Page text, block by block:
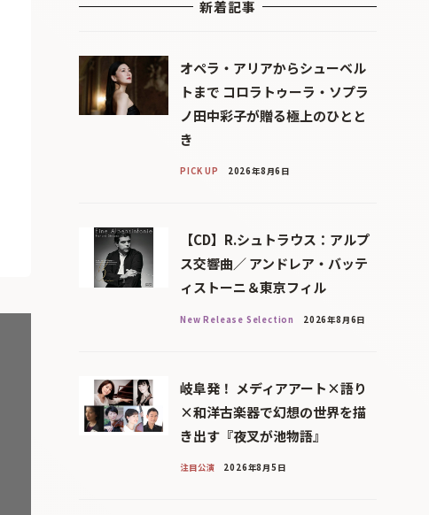
新着記事
オペラ・アリアからシューベル
トまで コロラトゥーラ・ソプラ
ノ田中彩子が贈る極上のひとと
き
PICK UP 2026年8月6日
【CD】R.シュトラウス：アルプ
ス交響曲／ アンドレア・バッテ
ィストーニ＆東京フィル
New Release Selection 2026年8月6日
岐阜発！ メディアアート×語り
×和洋古楽器で幻想の世界を描
き出す『夜叉が池物語』
注目公演 2026年8月5日